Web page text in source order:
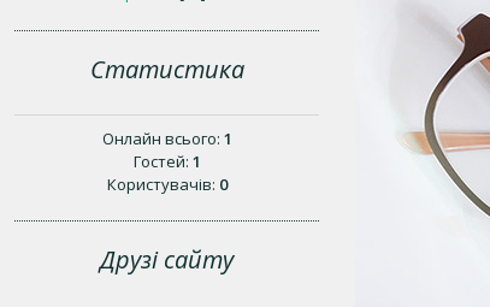
Статистика
Онлайн всього: 1
Гостей: 1
Користувачів: 0
Друзі сайту